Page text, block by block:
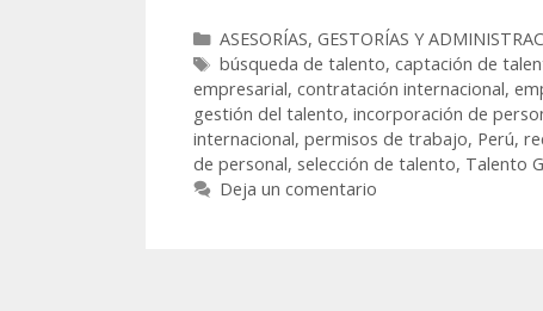
ASESORÍAS, GESTORÍAS Y
búsqueda de talento, captación de
empresarial, contratación internacional,
gestión del talento, incorporación de
internacional, permisos de trabajo, Perú,
de personal, selección de talento, Talento
Deja un comentario